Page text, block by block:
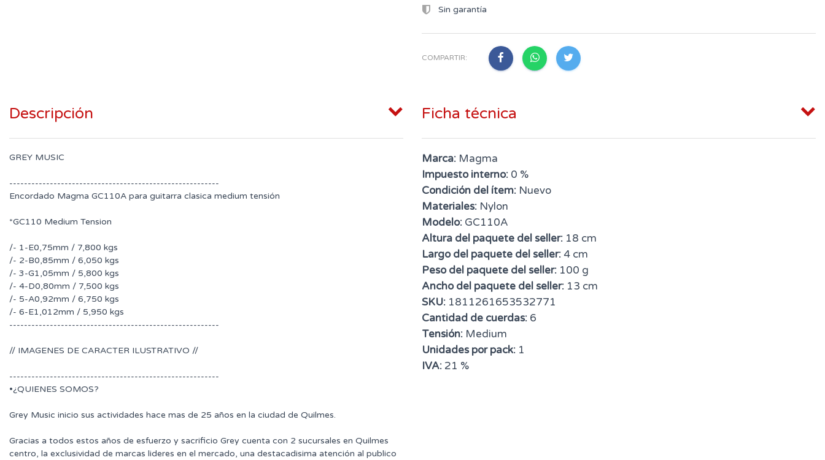
Sin garantía
COMPARTIR:
Descripción
GREY MUSIC
---------------------------------------------------------
Encordado Magma GC110A para guitarra clasica medium tensión
*GC110 Medium Tension
/- 1-E0,75mm / 7,800 kgs
/- 2-B0,85mm / 6,050 kgs
/- 3-G1,05mm / 5,800 kgs
/- 4-D0,80mm / 7,500 kgs
/- 5-A0,92mm / 6,750 kgs
/- 6-E1,012mm / 5,950 kgs
---------------------------------------------------------
// IMAGENES DE CARACTER ILUSTRATIVO //
---------------------------------------------------------
•¿QUIENES SOMOS?
Grey Music inicio sus actividades hace mas de 25 años en la ciudad de Quilmes.
Gracias a todos estos años de esfuerzo y sacrificio Grey cuenta con 2 sucursales en Quilmes
centro, la exclusividad de marcas lideres en el mercado, una destacadisima atención al publico
Ficha técnica
Marca: Magma
Impuesto interno: 0 %
Condición del ítem: Nuevo
Materiales: Nylon
Modelo: GC110A
Altura del paquete del seller: 18 cm
Largo del paquete del seller: 4 cm
Peso del paquete del seller: 100 g
Ancho del paquete del seller: 13 cm
SKU: 1811261653532771
Cantidad de cuerdas: 6
Tensión: Medium
Unidades por pack: 1
IVA: 21 %